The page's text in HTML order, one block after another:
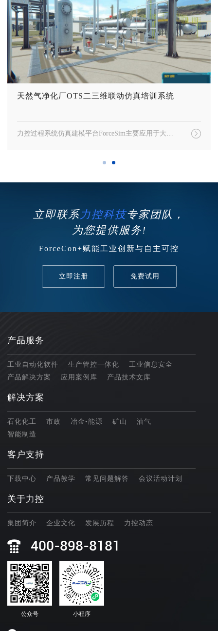
天然气净化厂OTS二三维联动仿真培训系统
力控过程系统仿真建模平台ForceSim主要应用于大型科学计算、复杂系统动态特性建模研究、操作员仿真培训（OTS）、系统优化设计与调试、故障诊断、仿真教学等场景
立即联系 力控科技专家团队，
为您提供服务!
ForceCon+赋能工业创新与自主可控
立即注册 免费试用
产品服务
工业自动化软件 生产管控一体化
工业信息安全
产品解决方案
应用案例库 产品技术文库
解决方案
石化化工 市政 冶金•能源 矿山
油气
智能制造
客户支持
下载中心 产品教学 常见问题解答 会议活动计划
关于力控
集团简介 企业文化 发展历程 力控动态
400-898-8181
公众号 小程序